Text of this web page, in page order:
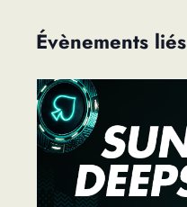
Évènements liés